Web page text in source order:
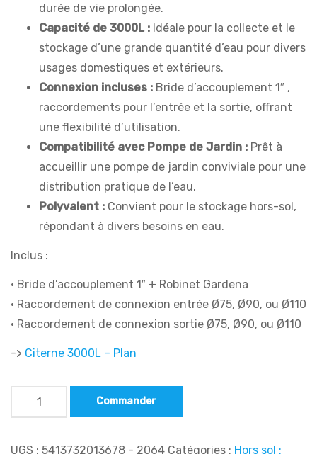
durée de vie prolongée.
Capacité de 3000L : Idéale pour la collecte et le
stockage d’une grande quantité d’eau pour divers
usages domestiques et extérieurs.
Connexion incluses : Bride d’accouplement 1″ ,
raccordements pour l’entrée et la sortie, offrant
une flexibilité d’utilisation.
Compatibilité avec Pompe de Jardin : Prêt à
accueillir une pompe de jardin conviviale pour une
distribution pratique de l’eau.
Polyvalent : Convient pour le stockage hors-sol,
répondant à divers besoins en eau.
Inclus :
• Bride d’accouplement 1″ + Robinet Gardena
• Raccordement de connexion entrée Ø75, Ø90, ou Ø110
• Raccordement de connexion sortie Ø75, Ø90, ou Ø110
-> Citerne 3000L – Plan
Commander
UGS : 5413732013678 - 2064 Catégories : Hors sol :